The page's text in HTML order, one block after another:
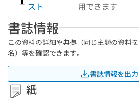
スト
用できます
書誌情報
この資料の詳細や典拠（同じ主題の資料
名）等を確認できます。
書誌情報を出力
紙